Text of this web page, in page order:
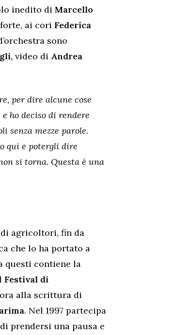
inedito di Marcello
ai cori Federica
sono
video di Andrea
per dire alcune cose
e ho deciso di rendere
senza mezze parole.
qui e potergli dire
si torna. Questa è una
di agricoltori, fin da
che lo ha portato a
questi contiene la
Festival di
alla scrittura di
. Nel 1997 partecipa
prendersi una pausa e